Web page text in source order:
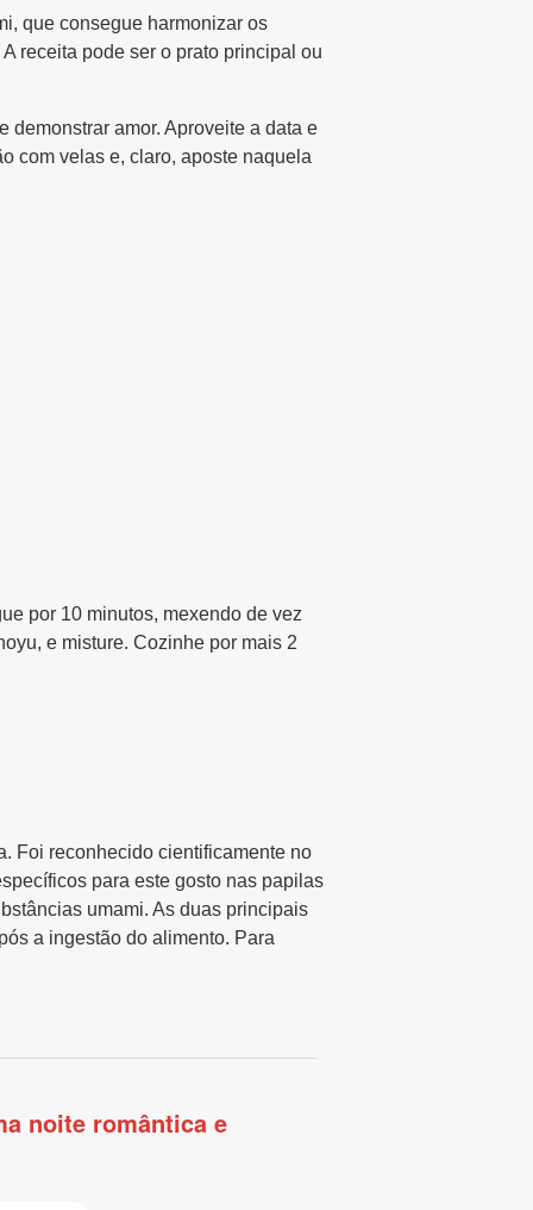
que consegue harmonizar os
receita pode ser o prato principal ou
demonstrar amor. Aproveite a data e
com velas e, claro, aposte naquela
por 10 minutos, mexendo de vez
e misture. Cozinhe por mais 2
Foi reconhecido cientificamente no
para este gosto nas papilas
umami. As duas principais
a ingestão do alimento. Para
noite romântica e